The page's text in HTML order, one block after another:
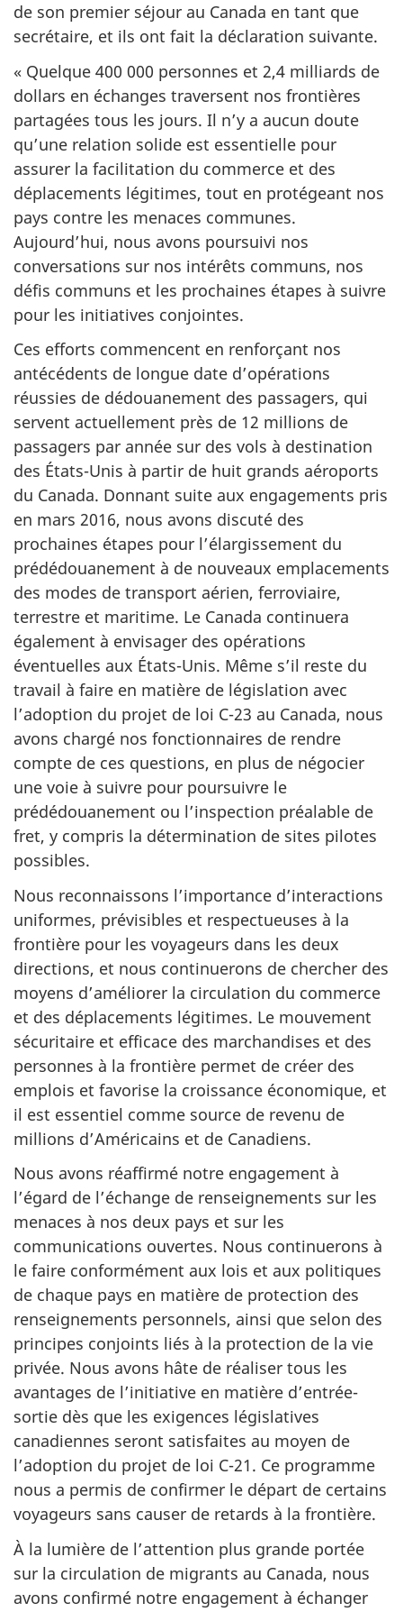
de son premier séjour au Canada en tant que
secrétaire, et ils ont fait la déclaration suivante.
« Quelque 400 000 personnes et 2,4 milliards de
dollars en échanges traversent nos frontières
partagées tous les jours. Il n’y a aucun doute
qu’une relation solide est essentielle pour
assurer la facilitation du commerce et des
déplacements légitimes, tout en protégeant nos
pays contre les menaces communes.
Aujourd’hui, nous avons poursuivi nos
conversations sur nos intérêts communs, nos
défis communs et les prochaines étapes à suivre
pour les initiatives conjointes.
Ces efforts commencent en renforçant nos
antécédents de longue date d’opérations
réussies de dédouanement des passagers, qui
servent actuellement près de 12 millions de
passagers par année sur des vols à destination
des États-Unis à partir de huit grands aéroports
du Canada. Donnant suite aux engagements pris
en mars 2016, nous avons discuté des
prochaines étapes pour l’élargissement du
prédédouanement à de nouveaux emplacements
des modes de transport aérien, ferroviaire,
terrestre et maritime. Le Canada continuera
également à envisager des opérations
éventuelles aux États-Unis. Même s’il reste du
travail à faire en matière de législation avec
l’adoption du projet de loi C-23 au Canada, nous
avons chargé nos fonctionnaires de rendre
compte de ces questions, en plus de négocier
une voie à suivre pour poursuivre le
prédédouanement ou l’inspection préalable de
fret, y compris la détermination de sites pilotes
possibles.
Nous reconnaissons l’importance d’interactions
uniformes, prévisibles et respectueuses à la
frontière pour les voyageurs dans les deux
directions, et nous continuerons de chercher des
moyens d’améliorer la circulation du commerce
et des déplacements légitimes. Le mouvement
sécuritaire et efficace des marchandises et des
personnes à la frontière permet de créer des
emplois et favorise la croissance économique, et
il est essentiel comme source de revenu de
millions d’Américains et de Canadiens.
Nous avons réaffirmé notre engagement à
l’égard de l’échange de renseignements sur les
menaces à nos deux pays et sur les
communications ouvertes. Nous continuerons à
le faire conformément aux lois et aux politiques
de chaque pays en matière de protection des
renseignements personnels, ainsi que selon des
principes conjoints liés à la protection de la vie
privée. Nous avons hâte de réaliser tous les
avantages de l’initiative en matière d’entrée-
sortie dès que les exigences législatives
canadiennes seront satisfaites au moyen de
l’adoption du projet de loi C-21. Ce programme
nous a permis de confirmer le départ de certains
voyageurs sans causer de retards à la frontière.
À la lumière de l’attention plus grande portée
sur la circulation de migrants au Canada, nous
avons confirmé notre engagement à échanger